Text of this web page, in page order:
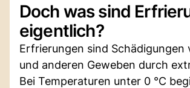
Doch was sind
eigentlich?
Erfrierungen sind Schädigungen
und anderen Geweben durch
Bei Temperaturen unter 0 °C